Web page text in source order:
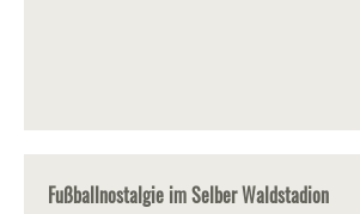
Fußballnostalgie im Selber Waldstadion